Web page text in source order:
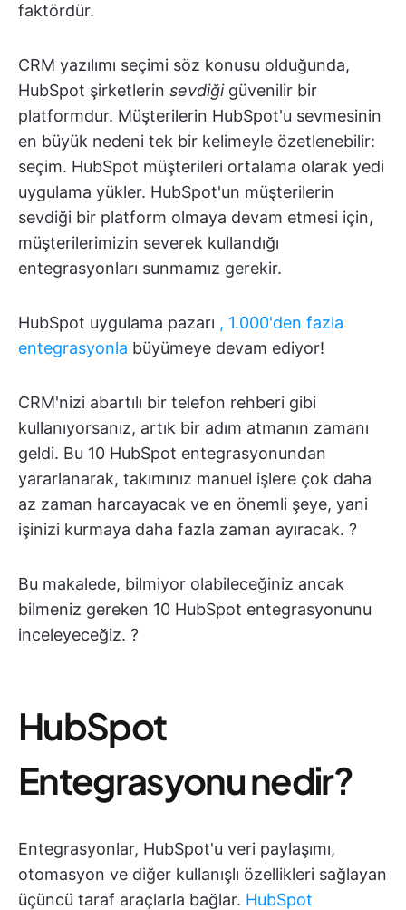
faktördür.
CRM yazılımı seçimi söz konusu olduğunda,
HubSpot şirketlerin sevdiğigüvenilir bir
platformdur. Müşterilerin HubSpot'u sevmesinin
en büyük nedeni tek bir kelimeyle özetlenebilir:
seçim. HubSpot müşterileri ortalama olarak yedi
uygulama yükler. HubSpot'un müşterilerin
sevdiği bir platform olmaya devam etmesi için,
müşterilerimizin severek kullandığı
entegrasyonları sunmamız gerekir.
HubSpot uygulama pazarı , 1.000'den fazla
entegrasyonla büyümeye devam ediyor!
CRM'nizi abartılı bir telefon rehberi gibi
kullanıyorsanız, artık bir adım atmanın zamanı
geldi. Bu 10 HubSpot entegrasyonundan
yararlanarak, takımınız manuel işlere çok daha
az zaman harcayacak ve en önemli şeye, yani
işinizi kurmaya daha fazla zaman ayıracak. ?
Bu makalede, bilmiyor olabileceğiniz ancak
bilmeniz gereken 10 HubSpot entegrasyonunu
inceleyeceğiz. ?
HubSpot
Entegrasyonu nedir?
Entegrasyonlar, HubSpot'u veri paylaşımı,
otomasyon ve diğer kullanışlı özellikleri sağlayan
üçüncü taraf araçlarla bağlar. HubSpot